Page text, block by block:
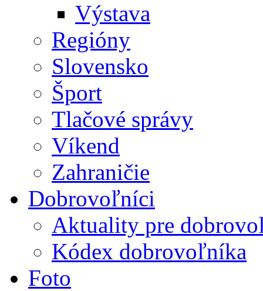
Výstava
Regióny
Slovensko
Šport
Tlačové správy
Víkend
Zahraničie
Dobrovoľníci
Aktuality pre
Kódex dobrovoľníka
Foto